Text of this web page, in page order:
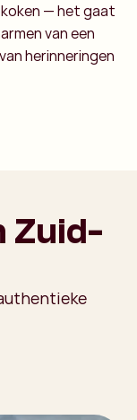
koken — het gaat
van een
herinneringen
Zuid-